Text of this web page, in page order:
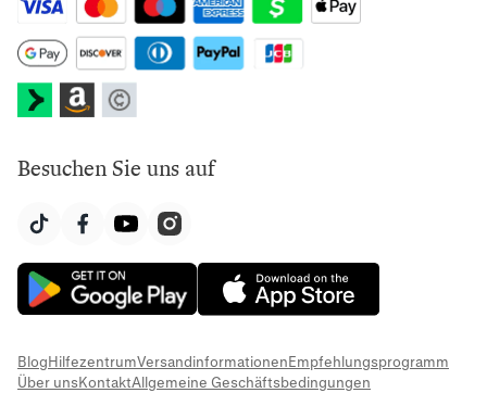
Besuchen Sie uns auf
BlogHilfezentrumVersandinformationenEmpfehlungsprogramm
Über unsKontaktAllgemeine Geschäftsbedingungen